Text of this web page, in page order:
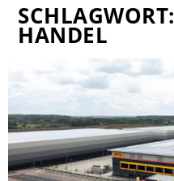
SCHLAGWORT:
HANDEL